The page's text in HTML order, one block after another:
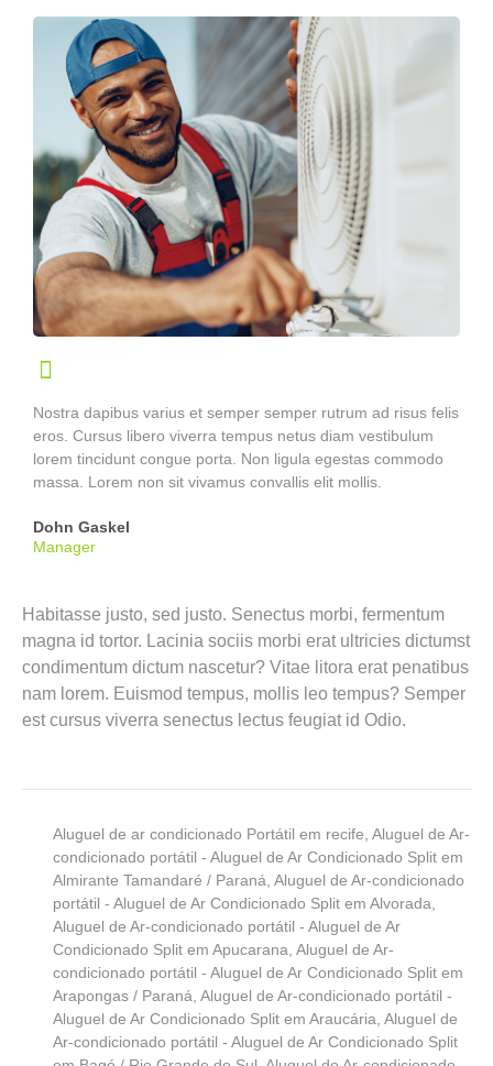
Nostra dapibus varius et semper semper rutrum ad risus felis
eros. Cursus libero viverra tempus netus diam vestibulum
lorem tincidunt congue porta. Non ligula egestas commodo
massa. Lorem non sit vivamus convallis elit mollis.
Dohn Gaskel
Manager
Habitasse justo, sed justo. Senectus morbi, fermentum
magna id tortor. Lacinia sociis morbi erat ultricies dictumst
condimentum dictum nascetur? Vitae litora erat penatibus
nam lorem. Euismod tempus, mollis leo tempus? Semper
est cursus viverra senectus lectus feugiat id Odio.
Aluguel de ar condicionado Portátil em recife Aluguel de Ar-
condicionado portátil - Aluguel de Ar Condicionado Split em
Almirante Tamandaré / Paraná Aluguel de Ar-condicionado
portátil - Aluguel de Ar Condicionado Split em Alvorada
Aluguel de Ar-condicionado portátil - Aluguel de Ar
Condicionado Split em Apucarana Aluguel de Ar-
condicionado portátil - Aluguel de Ar Condicionado Split em
Arapongas / Paraná Aluguel de Ar-condicionado portátil -
Aluguel de Ar Condicionado Split em Araucária Aluguel de
Ar-condicionado portátil - Aluguel de Ar Condicionado Split